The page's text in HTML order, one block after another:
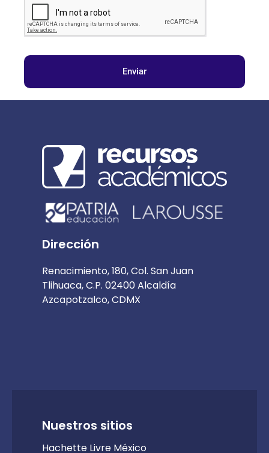
Enviar
Dirección
Renacimiento, 180, Col. San Juan
Tlihuaca, C.P. 02400 Alcaldía
Azcapotzalco, CDMX
Nuestros sitios
Hachette Livre México